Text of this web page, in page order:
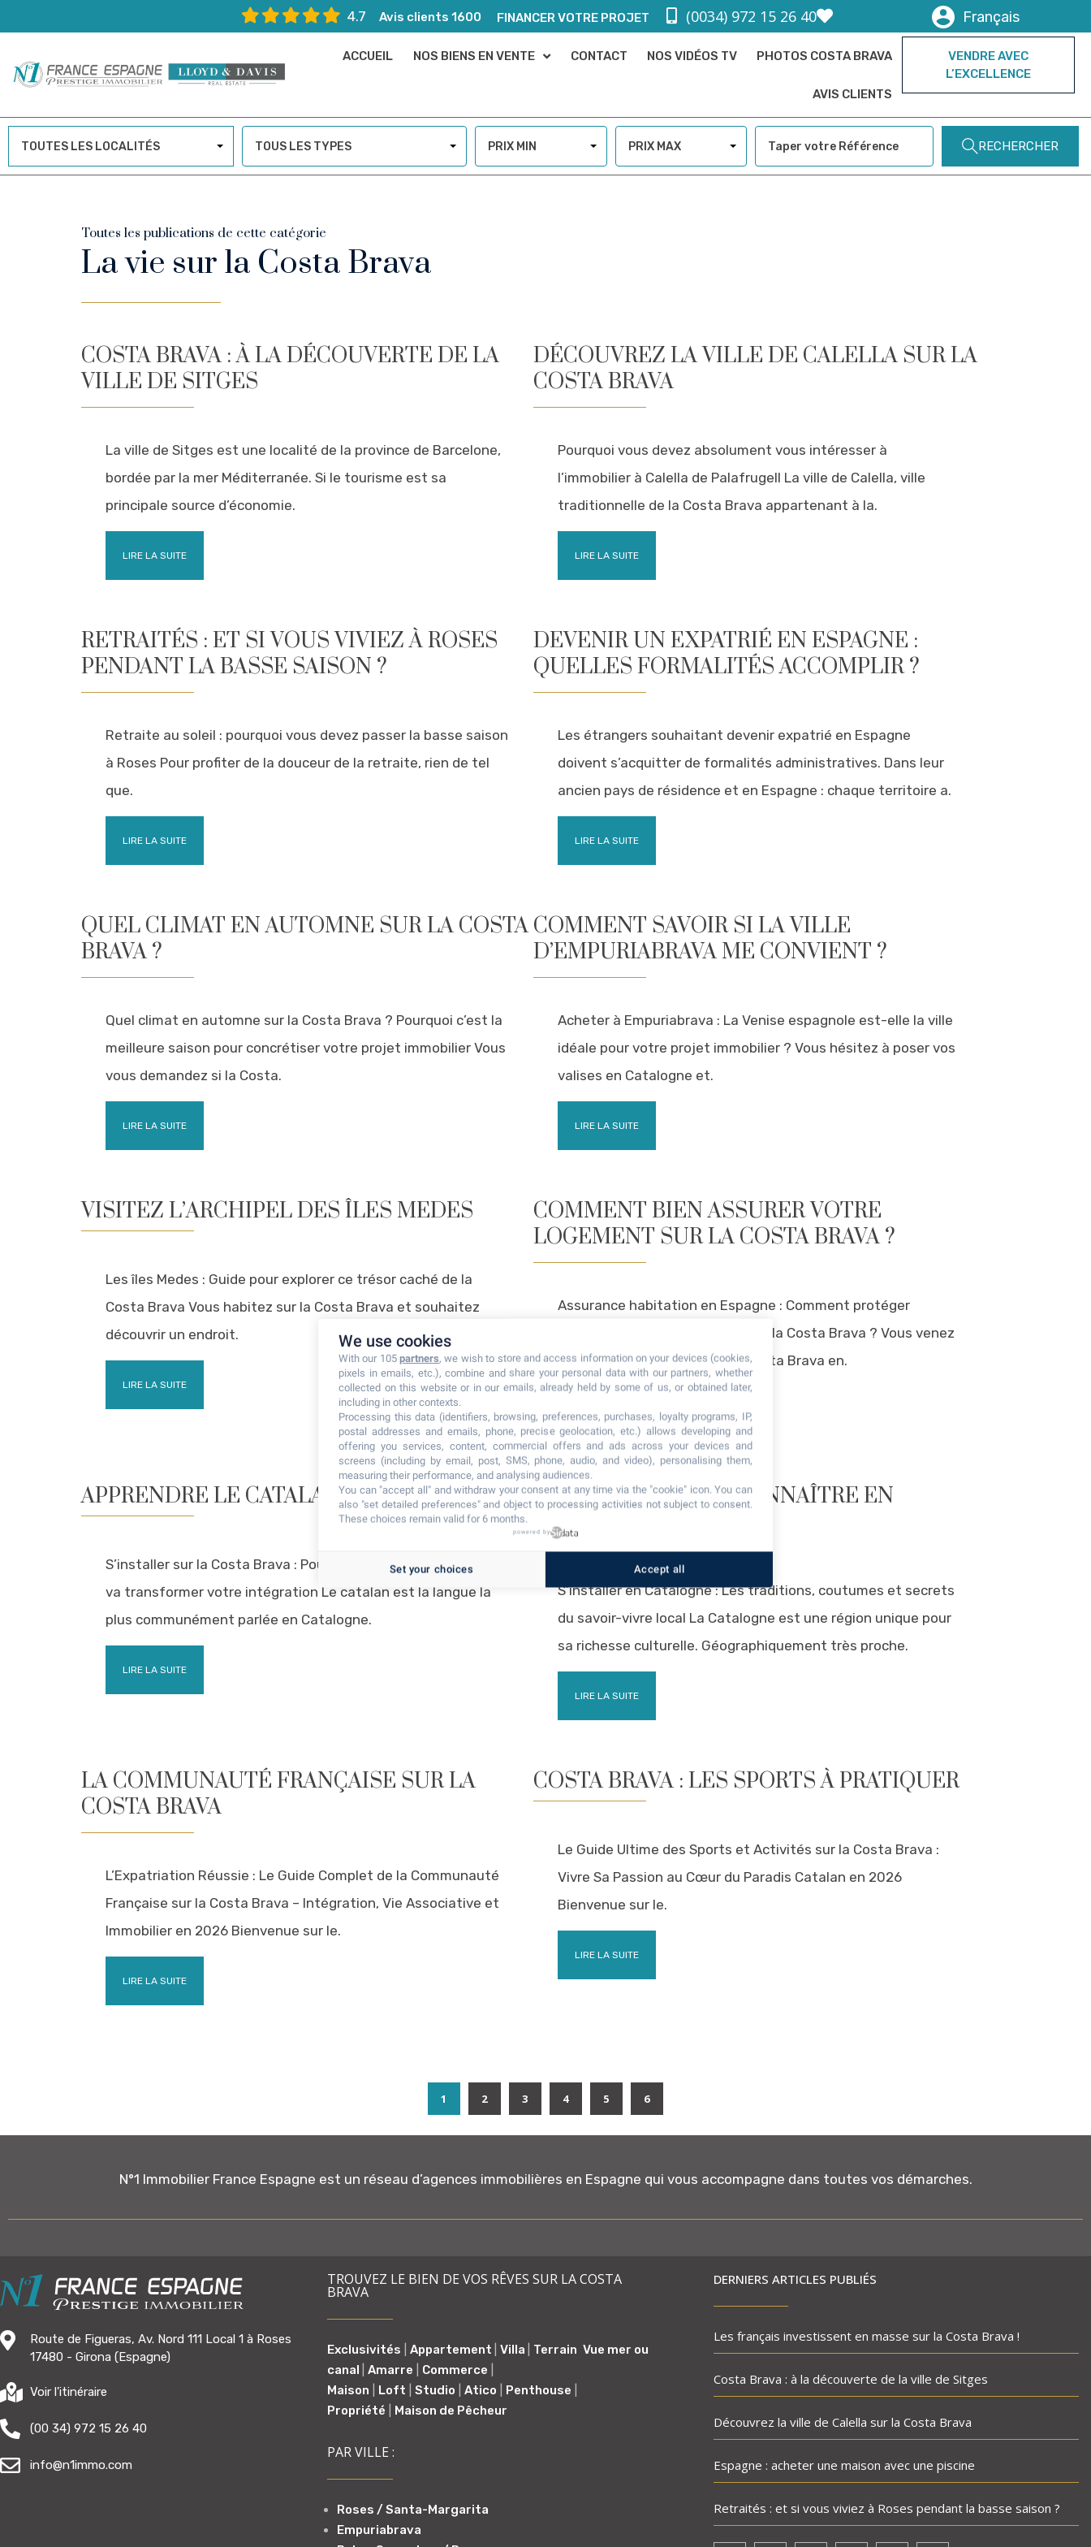
4.7 Avis clients 1600 FINANCER VOTRE PROJET (0034) 972 15 26 40 Français
ACCUEIL NOS BIENS EN VENTE CONTACT NOS VIDÉOS TV PHOTOS COSTA BRAVA
AVIS CLIENTS
VENDRE AVEC
L’EXCELLENCE
TOUTES LES LOCALITÉS TOUS LES TYPES PRIX MIN PRIX MAX RECHERCHER
Toutes les publications de cette catégorie
La vie sur la Costa Brava
COSTA BRAVA : À LA DÉCOUVERTE DE LA
VILLE DE SITGES
La ville de Sitges est une localité de la province de Barcelone,
bordée par la mer Méditerranée. Si le tourisme est sa
principale source d’économie.
LIRE LA SUITE
DÉCOUVREZ LA VILLE DE CALELLA SUR LA
COSTA BRAVA
Pourquoi vous devez absolument vous intéresser à
l’immobilier à Calella de Palafrugell La ville de Calella, ville
traditionnelle de la Costa Brava appartenant à la.
LIRE LA SUITE
RETRAITÉS : ET SI VOUS VIVIEZ À ROSES
PENDANT LA BASSE SAISON ?
Retraite au soleil : pourquoi vous devez passer la basse saison
à Roses Pour profiter de la douceur de la retraite, rien de tel
que.
LIRE LA SUITE
DEVENIR UN EXPATRIÉ EN ESPAGNE :
QUELLES FORMALITÉS ACCOMPLIR ?
Les étrangers souhaitant devenir expatrié en Espagne
doivent s’acquitter de formalités administratives. Dans leur
ancien pays de résidence et en Espagne : chaque territoire a.
LIRE LA SUITE
QUEL CLIMAT EN AUTOMNE SUR LA COSTA
BRAVA ?
Quel climat en automne sur la Costa Brava ? Pourquoi c’est la
meilleure saison pour concrétiser votre projet immobilier Vous
vous demandez si la Costa.
LIRE LA SUITE
COMMENT SAVOIR SI LA VILLE
D’EMPURIABRAVA ME CONVIENT ?
Acheter à Empuriabrava : La Venise espagnole est-elle la ville
idéale pour votre projet immobilier ? Vous hésitez à poser vos
valises en Catalogne et.
LIRE LA SUITE
VISITEZ L’ARCHIPEL DES ÎLES MEDES
Les îles Medes : Guide pour explorer ce trésor caché de la
Costa Brava Vous habitez sur la Costa Brava et souhaitez
découvrir un endroit.
LIRE LA SUITE
COMMENT BIEN ASSURER VOTRE
LOGEMENT SUR LA COSTA BRAVA ?
Assurance habitation en Espagne : Comment protéger
efficacement votre propriété sur la Costa Brava ? Vous venez
tout juste d’aménager sur la Costa Brava en.
LIRE LA SUITE
APPRENDRE LE CATALAN
S’installer sur la Costa Brava : Pourquoi apprendre le catalan
va transformer votre intégration Le catalan est la langue la
plus communément parlée en Catalogne.
LIRE LA SUITE
LES TRADITIONS À CONNAÎTRE EN
CATALOGNE
S’installer en Catalogne : Les traditions, coutumes et secrets
du savoir-vivre local La Catalogne est une région unique pour
sa richesse culturelle. Géographiquement très proche.
LIRE LA SUITE
LA COMMUNAUTÉ FRANÇAISE SUR LA
COSTA BRAVA
L’Expatriation Réussie : Le Guide Complet de la Communauté
Française sur la Costa Brava – Intégration, Vie Associative et
Immobilier en 2026 Bienvenue sur le.
LIRE LA SUITE
COSTA BRAVA : LES SPORTS À PRATIQUER
Le Guide Ultime des Sports et Activités sur la Costa Brava :
Vivre Sa Passion au Cœur du Paradis Catalan en 2026
Bienvenue sur le.
LIRE LA SUITE
1 2 3 4 5 6
N°1 Immobilier France Espagne est un réseau d’agences immobilières en Espagne qui vous accompagne dans toutes vos démarches.
Route de Figueras, Av. Nord 111 Local 1 à Roses
17480 - Girona (Espagne)
Voir l'itinéraire
(00 34) 972 15 26 40
info@n1immo.com
TROUVEZ LE BIEN DE VOS RÊVES SUR LA COSTA
BRAVA
Exclusivités |Appartement |Villa Terrain Vue mer ou
canal
|Amarre Commerce
Maison
Loft |Studio |Atico Penthouse
Propriété
Maison de Pêcheur
PAR VILLE :
Roses / Santa-Margarita
Empuriabrava
DERNIERS ARTICLES PUBLIÉS
Les français investissent en masse sur la Costa Brava !
Costa Brava : à la découverte de la ville de Sitges
Découvrez la ville de Calella sur la Costa Brava
Espagne : acheter une maison avec une piscine
Retraités : et si vous viviez à Roses pendant la basse saison ?
We use cookies
With our 105partners, we wish to store and access information on your devices (cookies,
pixels in emails, etc.), combine and share your personal data with our partners, whether
collected on this website or in our emails, already held by some of us, or obtained later,
including in other contexts.
Processing this data (identifiers, browsing, preferences, purchases, loyalty programs, IP,
postal addresses and emails, phone, precise geolocation, etc.) allows developing and
offering you services, content, commercial offers and ads across your devices and
screens (including by email, post, SMS, phone, audio, and video), personalising them,
measuring their performance, and analysing audiences.
You can "accept all" and withdraw your consent at any time via the "cookie" icon. You can
also "set detailed preferences" and object to processing activities not subject to consent.
These choices remain valid for 6 months.
powered by
Set your choices Accept all